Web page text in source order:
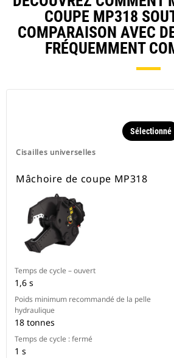
COUPE MP318
COMPARAISON AVEC
FRÉQUEMMENT
Cisailles universelles
Sélectionné
Mâchoire de coupe MP318
Temps de cycle – ouvert
1,6 s
Poids minimum recommandé de la pelle
hydraulique
18 tonnes
Temps de cycle : fermé
1 s